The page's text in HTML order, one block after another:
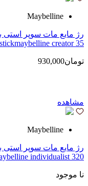
Maybelline
creator 35
تومان930,000
مشاهده
Maybelline
individualist 320
نا موجود